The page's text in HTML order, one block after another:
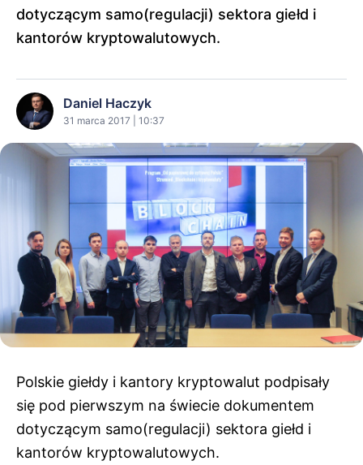
dotyczącym samo(regulacji) sektora giełd i
kantorów kryptowalutowych.
Daniel Haczyk
31 marca 2017 | 10:37
Polskie giełdy i kantory kryptowalut podpisały
się pod pierwszym na świecie dokumentem
dotyczącym samo(regulacji) sektora giełd i
kantorów kryptowalutowych.